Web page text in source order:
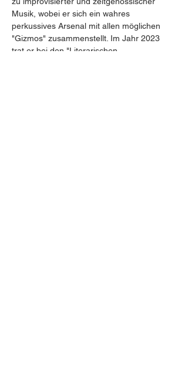
Musik, wobei er sich ein wahres
perkussives Arsenal mit allen möglichen
"Gizmos" zusammenstellt. Im Jahr 2023
trat er bei den "Literarischen